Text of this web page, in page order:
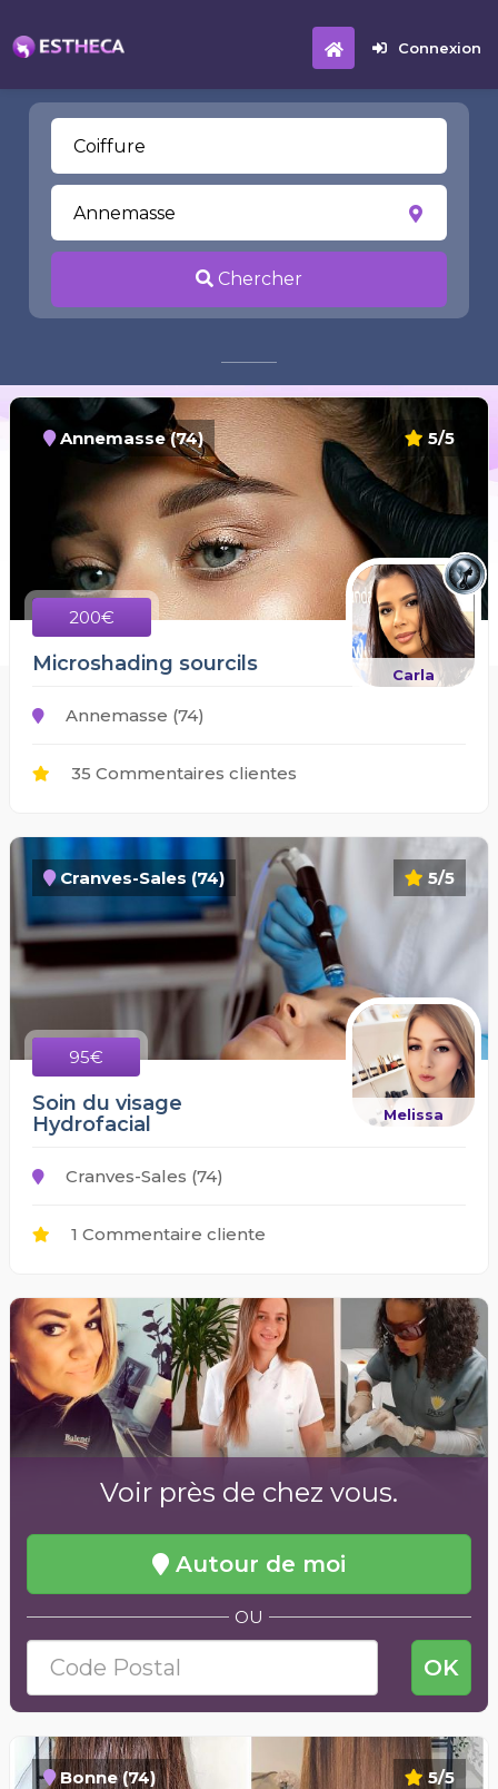
Connexion
Chercher
5/5
Annemasse (74)
200€
Carla
Microshading sourcils
Annemasse (74)
35 Commentaires clientes
5/5
Cranves-Sales (74)
95€
Melissa
Soin du visage
Hydrofacial
Cranves-Sales (74)
1 Commentaire cliente
Voir près de chez vous.
Autour de moi
OU
OK
5/5
Bonne (74)